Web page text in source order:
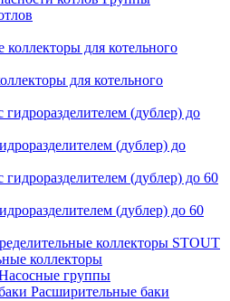
для котельного
(дублер) до
(дублер) до 60
STOUT
коллекторы
группы
Расширительные баки